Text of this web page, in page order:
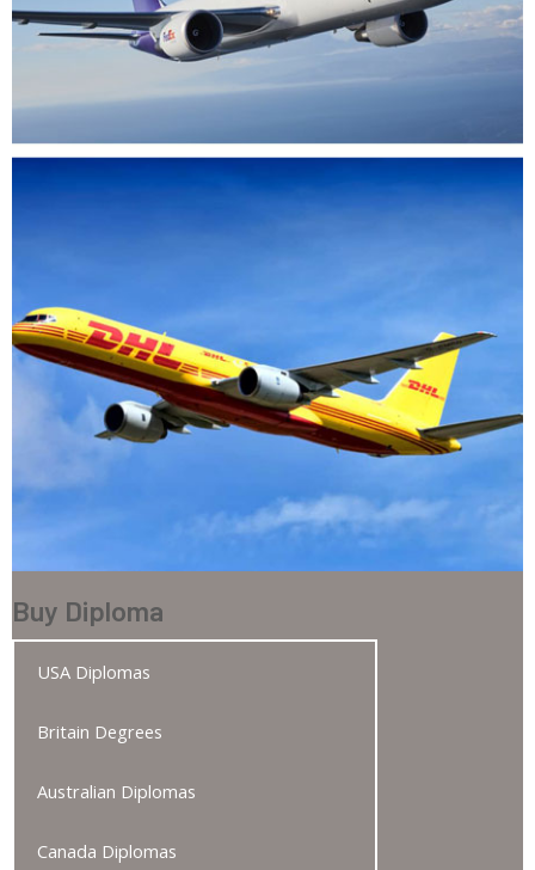
Buy Diploma
USA Diplomas
Britain Degrees
Australian Diplomas
Canada Diplomas